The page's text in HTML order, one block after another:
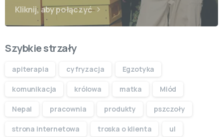
Kliknij, aby połączyć
Szybkie strzały
apiterapia cyfryzacja Egzotyka
komunikacja królowa matka Miód
Nepal pracownia produkty pszczoły
strona internetowa troska o klienta ul